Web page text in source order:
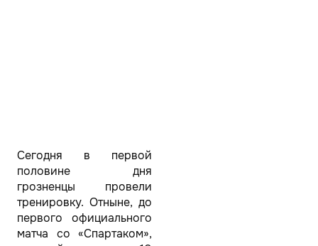
Сегодня в первой
половине дня
грозненцы провели
тренировку. Отныне, до
первого официального
матча со «Спартаком»,